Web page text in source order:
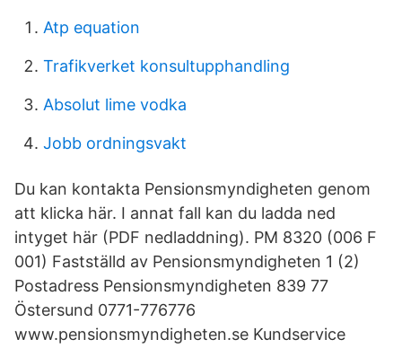
Atp equation
Trafikverket konsultupphandling
Absolut lime vodka
Jobb ordningsvakt
Du kan kontakta Pensionsmyndigheten genom
att klicka här. I annat fall kan du ladda ned
intyget här (PDF nedladdning). PM 8320 (006 F
001) Fastställd av Pensionsmyndigheten 1 (2)
Postadress Pensionsmyndigheten 839 77
Östersund 0771-776776
www.pensionsmyndigheten.se Kundservice